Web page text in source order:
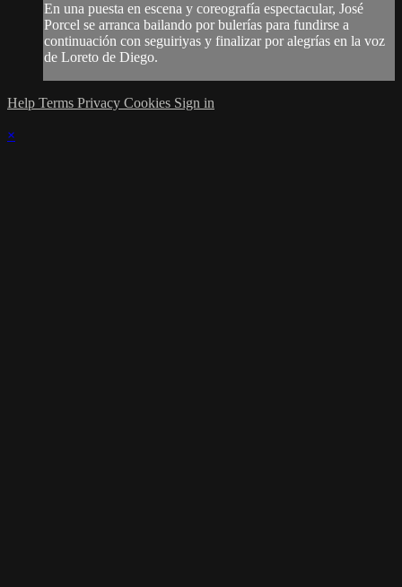
En una puesta en escena y coreografía espectacular, José
Porcel se arranca bailando por bulerías para fundirse a
continuación con seguiriyas y finalizar por alegrías en la voz
de Loreto de Diego.
Help Terms Privacy Cookies Sign in
×